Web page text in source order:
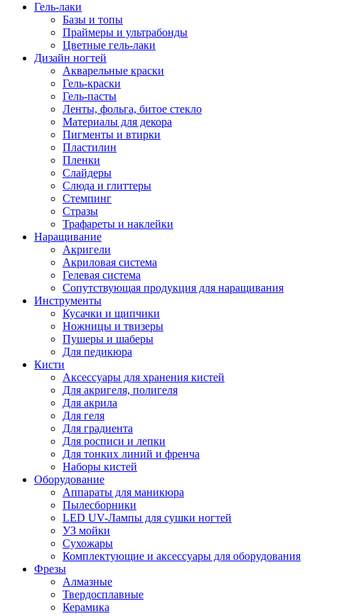
Гель-лаки
Базы и топы
Праймеры и ультрабонды
Цветные гель-лаки
Дизайн ногтей
Акварельные краски
Гель-краски
Гель-пасты
Ленты, фольга, битое стекло
Материалы для декора
Пигменты и втирки
Пластилин
Пленки
Слайдеры
Слюда и глиттеры
Стемпинг
Стразы
Трафареты и наклейки
Наращивание
Акригели
Акриловая система
Гелевая система
Сопутствующая продукция для наращивания
Инструменты
Кусачки и щипчики
Ножницы и твизеры
Пушеры и шаберы
Для педикюра
Кисти
Аксессуары для хранения кистей
Для акригеля, полигеля
Для акрила
Для геля
Для градиента
Для росписи и лепки
Для тонких линий и френча
Наборы кистей
Оборудование
Аппараты для маникюра
Пылесборники
LED UV-Лампы для сушки ногтей
УЗ мойки
Сухожары
Комплектующие и аксессуары для оборудования
Фрезы
Алмазные
Твердосплавные
Керамика